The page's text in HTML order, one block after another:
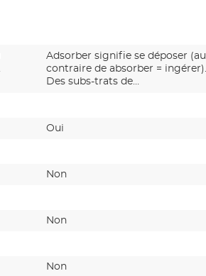
Adsorber signifie se déposer (au
contraire de absorber = ingérer).
Des subs-trats de…
Oui
Non
Non
Non